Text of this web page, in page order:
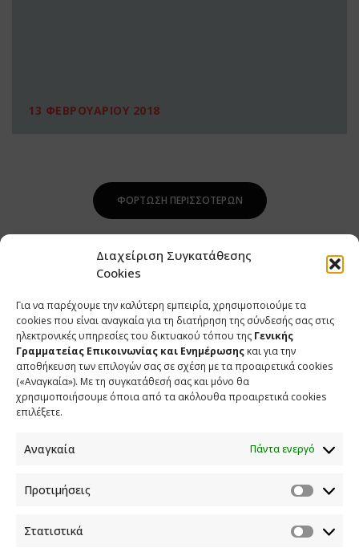
Διαχείριση Συγκατάθεσης
Cookies
Για να παρέχουμε την καλύτερη εμπειρία, χρησιμοποιούμε τα
cookies που είναι αναγκαία για τη διατήρηση της σύνδεσής σας στις
ηλεκτρονικές υπηρεσίες του δικτυακού τόπου της Γενικής
Γραμματείας Επικοινωνίας και Ενημέρωσης και για την
αποθήκευση των επιλογών σας σε σχέση με τα προαιρετικά cookies
(«Αναγκαία»). Με τη συγκατάθεσή σας και μόνο θα
χρησιμοποιήσουμε όποια από τα ακόλουθα προαιρετικά cookies
επιλέξετε.
Αναγκαία Πάντα ενεργό
Προτιμήσεις
Στατιστικά
13 ΦΕΒΡΟΥΑΡΙΟΥ 2018
ΦΌΡΤΩΣΗ ΠΕΡΙΣΣΌΤΕΡΩΝ
ΕΠΙΚΟΙΝΩΝΙΑ
Φραγκούδη 11 & Αλεξάνδρου Πάντου
info.media@media.gov.gr